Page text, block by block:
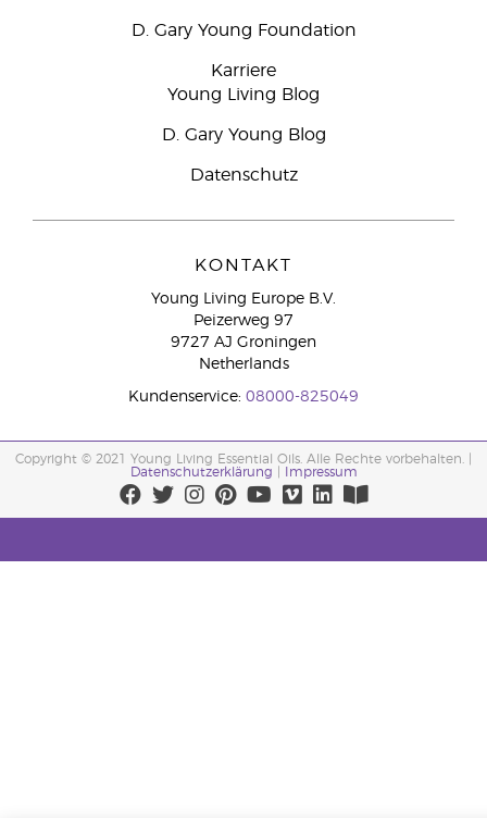
D. Gary Young Foundation
Karriere
Young Living Blog
D. Gary Young Blog
Datenschutz
KONTAKT
Young Living Europe B.V.
Peizerweg 97
9727 AJ Groningen
Netherlands
Kundenservice: 08000-825049
Copyright © 2021 Young Living Essential Oils. Alle Rechte vorbehalten. |
Datenschutzerklärung
Impressum